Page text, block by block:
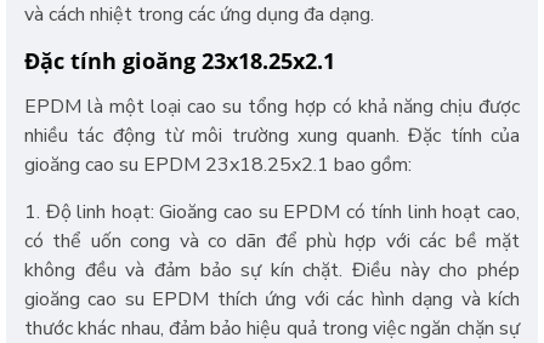
và cách nhiệt trong các ứng dụng đa dạng.
Đặc tính gioăng 23x18.25x2.1
EPDM là một loại cao su tổng hợp có khả năng chịu được
nhiều tác động từ môi trường xung quanh. Đặc tính của
gioăng cao su EPDM 23x18.25x2.1 bao gồm:
1. Độ linh hoạt: Gioăng cao su EPDM có tính linh hoạt cao,
có thể uốn cong và co dãn để phù hợp với các bề mặt
không đều và đảm bảo sự kín chặt. Điều này cho phép
gioăng cao su EPDM thích ứng với các hình dạng và kích
thước khác nhau, đảm bảo hiệu quả trong việc ngăn chặn sự